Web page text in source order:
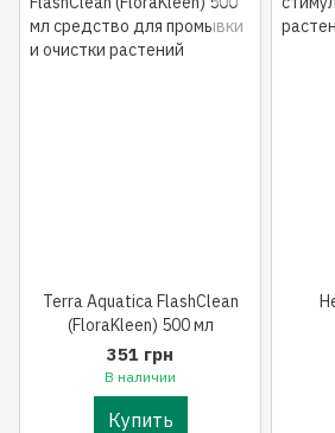
Terra Aquatica FlashClean
(FloraKleen) 500 мл
351 грн
В наличии
Купить